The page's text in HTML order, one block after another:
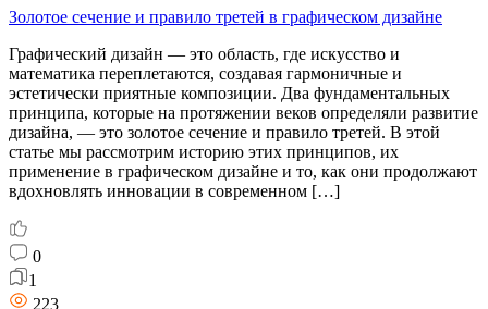
Золотое сечение и правило третей в графическом дизайне
Графический дизайн — это область, где искусство и
математика переплетаются, создавая гармоничные и
эстетически приятные композиции. Два фундаментальных
принципа, которые на протяжении веков определяли развитие
дизайна, — это золотое сечение и правило третей. В этой
статье мы рассмотрим историю этих принципов, их
применение в графическом дизайне и то, как они продолжают
вдохновлять инновации в современном […]
0
1
223